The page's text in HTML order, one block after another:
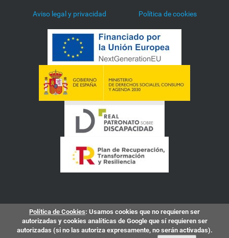
Aviso legal y privacidad Política de cookies
Política de Cookies: Usamos cookies que no requieren ser
autorizadas y cookies analíticas de Google que sí requieren ser
autorizadas (si no las autoriza expresamente, no serán activadas).